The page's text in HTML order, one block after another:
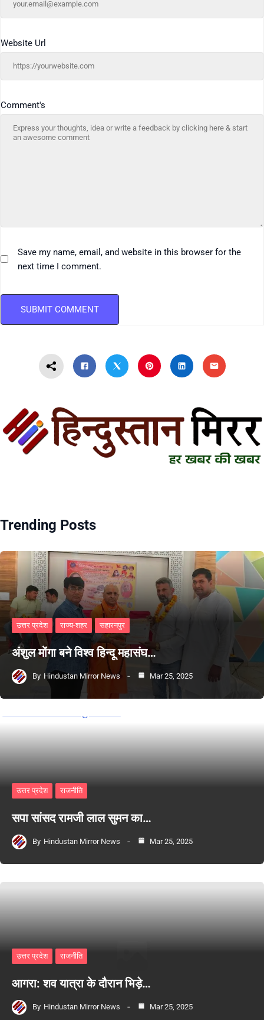
Comment's
Website Url
Save my name, email, and website in this browser for the
next time I comment.
Trending Posts
उत्तर प्रदेश राज्य-शहर सहारनपुर
अंशुल मोंगा बने विश्व हिन्दू महासंघ…
By Hindustan Mirror News Mar 25, 2025
उत्तर प्रदेश राजनीति
सपा सांसद रामजी लाल सुमन का…
By Hindustan Mirror News Mar 25, 2025
उत्तर प्रदेश राजनीति
आगरा: शव यात्रा के दौरान भिड़े…
By Hindustan Mirror News Mar 25, 2025